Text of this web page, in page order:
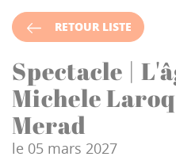
RETOUR LISTE
Spectacle |
Michele
Merad
le 05 mars 2027